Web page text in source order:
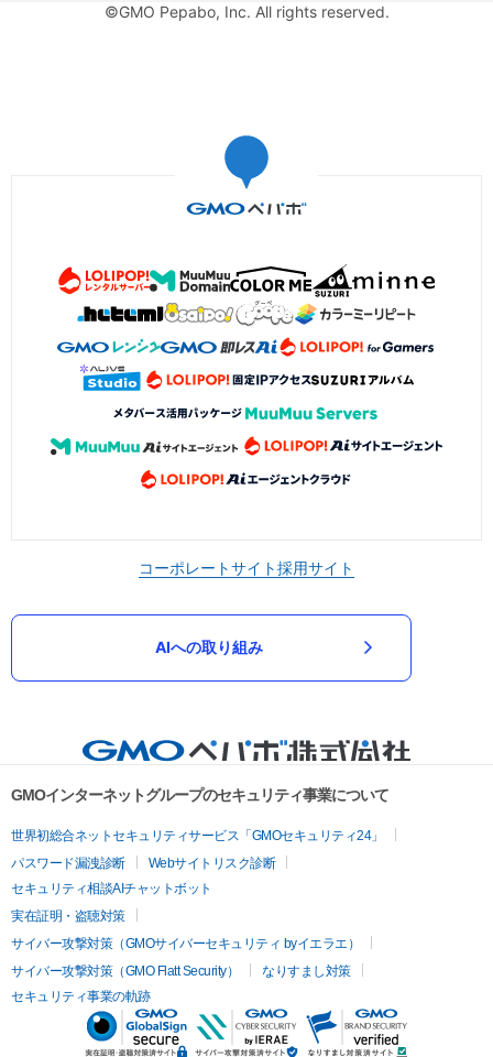
©GMO Pepabo, Inc. All rights reserved.
コーポレートサイト採用サイト
AIへの取り組み
GMOインターネットグループのセキュリティ事業について
世界初総合ネットセキュリティサービス「GMOセキュリティ24」
パスワード漏洩診断
Webサイトリスク診断
セキュリティ相談AIチャットボット
実在証明・盗聴対策
サイバー攻撃対策（GMOサイバーセキュリティ byイエラエ）
サイバー攻撃対策（GMO Flatt Security）
なりすまし対策
セキュリティ事業の軌跡